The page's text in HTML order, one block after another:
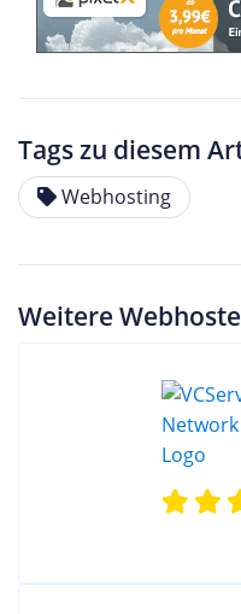
Tags zu diesem
Webhosting
Weitere